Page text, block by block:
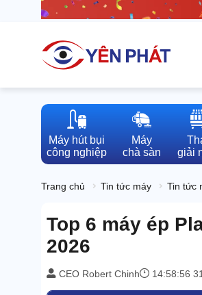
Máy hút bụi
công nghiệp
Máy
chà sàn
giải
Trang chủ Tin tức máy Tin tức
Top 6 máy ép
2026
CEO Robert Chinh 14:58:56